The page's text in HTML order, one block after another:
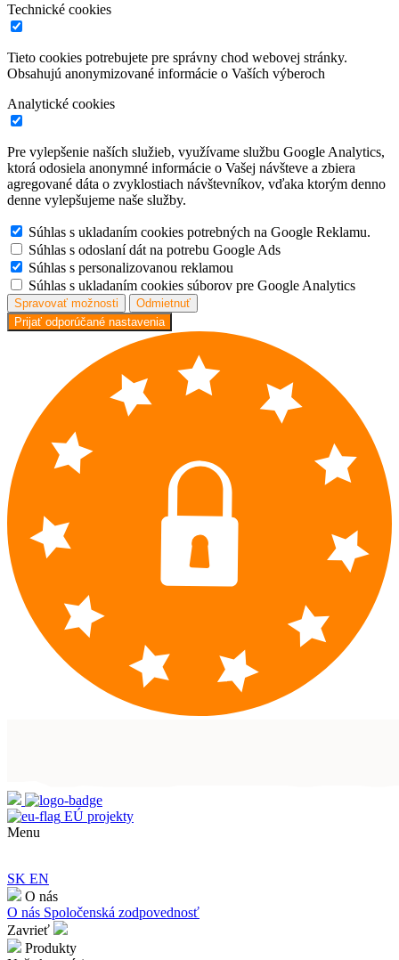
Technické cookies
Tieto cookies potrebujete pre správny chod webovej stránky.
Obsahujú anonymizované informácie o Vaších výberoch
Analytické cookies
Pre vylepšenie naších služieb, využívame službu Google Analytics,
ktorá odosiela anonymné informácie o Vašej návšteve a zbiera
agregované dáta o zvyklostiach návštevníkov, vďaka ktorým denno
denne vylepšujeme naše služby.
Súhlas s ukladaním cookies potrebných na Google Reklamu.
Súhlas s odoslaní dát na potrebu Google Ads
Súhlas s personalizovanou reklamou
Súhlas s ukladaním cookies súborov pre Google Analytics
Spravovať možnosti
Odmietnuť
Prijať odporúčané nastavenia
EÚ projekty
Menu
SK EN
O nás
O nás Spoločenská zodpovednosť
Zavrieť
Produkty